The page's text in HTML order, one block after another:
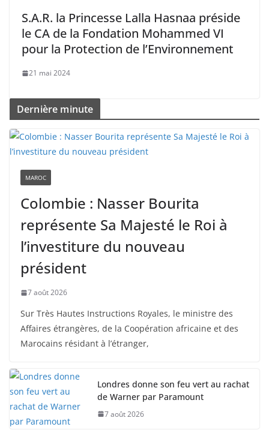
S.A.R. la Princesse Lalla Hasnaa préside
le CA de la Fondation Mohammed VI
pour la Protection de l’Environnement
21 mai 2024
Dernière minute
MAROC
Colombie : Nasser Bourita
représente Sa Majesté le Roi à
l’investiture du nouveau
président
7 août 2026
Sur Très Hautes Instructions Royales, le ministre des
Affaires étrangères, de la Coopération africaine et des
Marocains résidant à l’étranger,
Londres donne son feu vert au rachat
de Warner par Paramount
7 août 2026